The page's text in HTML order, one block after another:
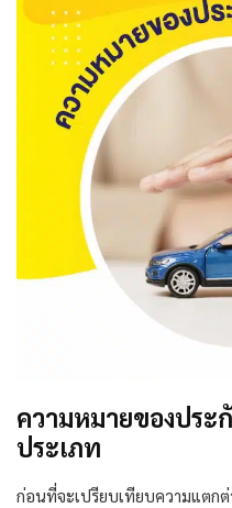
ความหมายของปร
ประเภท
ก่อนที่จะเปรียบเทียบความแตกต่